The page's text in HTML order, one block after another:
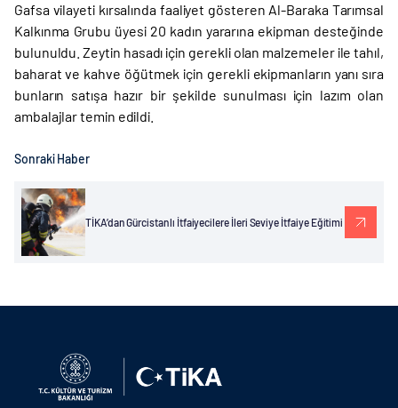
Gafsa vilayeti kırsalında faaliyet gösteren Al-Baraka Tarımsal
Kalkınma Grubu üyesi 20 kadın yararına ekipman desteğinde
bulunuldu. Zeytin hasadı için gerekli olan malzemeler ile tahıl,
baharat ve kahve öğütmek için gerekli ekipmanların yanı sıra
bunların satışa hazır bir şekilde sunulması için lazım olan
ambalajlar temin edildi.
Sonraki Haber
TİKA’dan Gürcistanlı İtfaiyecilere İleri Seviye İtfaiye Eğitimi